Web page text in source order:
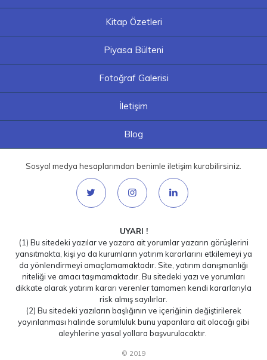
Kitap Özetleri
Piyasa Bülteni
Fotoğraf Galerisi
İletişim
Blog
Sosyal medya hesaplarımdan benimle iletişim kurabilirsiniz.
UYARI !
(1) Bu sitedeki yazılar ve yazara ait yorumlar yazarın görüşlerini
yansıtmakta, kişi ya da kurumların yatırım kararlarını etkilemeyi ya
da yönlendirmeyi amaçlamamaktadır. Site, yatırım danışmanlığı
niteliği ve amacı taşımamaktadır. Bu sitedeki yazı ve yorumları
dikkate alarak yatırım kararı verenler tamamen kendi kararlarıyla
risk almış sayılırlar.
(2) Bu sitedeki yazıların başlığının ve içeriğinin değiştirilerek
yayınlanması halinde sorumluluk bunu yapanlara ait olacağı gibi
aleyhlerine yasal yollara başvurulacaktır.
© 2019